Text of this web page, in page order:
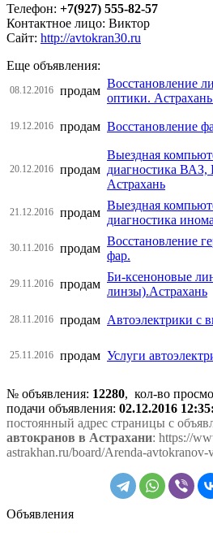
Телефон: +7(927) 555-82-57
Контактное лицо: Виктор
Сайт: http://avtokran30.ru
Еще объявления:
08.12.2016 продам
Восстановление
оптики.
19.12.2016 продам Восстановление
20.12.2016 продам
Выездная
диагностика
Астрахань
21.12.2016 продам
Выездная
диагностика
30.11.2016 продам
Восстановление
фар.
29.11.2016 продам
Би-ксеноновые
линзы).Астрахань
28.11.2016 продам Автоэлектрики с
25.11.2016 продам Услуги
№ объявления: 12280, кол-во
подачи объявления: 02.12.2016
постоянный адрес страницы с
автокранов в Астрахани: https://
astrakhan.ru/board/Arenda-
Объявления